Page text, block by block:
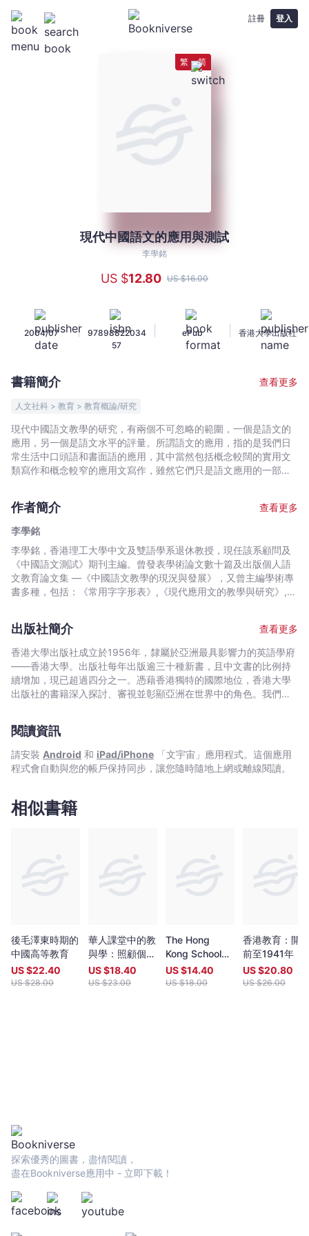
註冊 登入
繁 简
與
測
-
李
學
-
宇
宙
｜
Bookniverse
現代中國語文的應用與測試
李學銘
US $12.80 US $16.00
2004/07 |
97898822034
57
ePub 香港大學出版社
書籍簡介 查看更多
人文社科 > 教育 > 教育概論/研究
現代中國語文教學的研究，有兩個不可忽略的範圍，一個是語文的
應用，另一個是語文水平的評量。所謂語文的應用，指的是我們日
常生活中口頭語和書面語的應用，其中當然包括概念較闊的實用文
類寫作和概念較窄的應用文寫作，雖然它們只是語文應用的一部
平？怎樣評量？為甚麼要評量？評量時有甚麼困難？.....則是近期愈
來愈多人熱切討論的話題。 《現代中國語文的應用與測試》是一本
討論現代應用文教學和中國語文水平測試的論文集，共收論文十二
篇，分為一,二兩輯。第一輯是「中國語文應用」，有論文八篇，內
容以應用文為中心，討論應用文與實用文的概念,現代應用文教學,應
用文教學和寫作的研究,多媒體應用文自學教材的製作,商業廣告的用
語,政府公函的格式等等有關問題，其中也有涉及文學創作與實用文
文四篇，全屬中國語文書面語測試的討論。內容主要是介紹「書面
漢語水平考試」的緣起,特色,設計,實施和實施過程中所遭遇的困
難，其中也有涉及社會文化如何影響讀寫測試,語文測試與語文教學
之間有何關係等等方面的探討。對關心香港中國語文水平尤其是寫
作水平評量的人，應有參考或討論的價值。
作者簡介
查看更多
李學銘
李學銘，香港理工大學中文及雙語學系退休教授，現任該系顧問及
《中國語文測試》期刊主編。曾發表學術論文數十篇及出版個人語
文教育論文集 —《中國語文教學的現況與發展》，又曾主編學術專
書多種，包括：《常用字字形表》,《現代應用文的教學與研究》,
習成效的評量》。
出版社簡介
查看更多
香港大學出版社成立於1956年，隸屬於亞洲最具影響力的英語學府
——香港大學。出版社每年出版逾三十種新書，且中文書的比例持
續增加，現已超過四分之一。憑藉香港獨特的國際地位，香港大學
出版社的書籍深入探討、審視並彰顯亞洲在世界中的角色。我們在
閱讀資訊
請安裝 Android 和 iPad/iPhone 「文宇宙」應用程式。這個應用
程式會自動與您的帳戶保持同步，讓您隨時隨地上網或離線閱讀。
相似書籍
後毛澤東時期的
中國高等教育
US $22.40
US $28.00
華人課堂中的教
與學：照顧個別
學習需要
US $18.40
US $23.00
The Hong
Kong School
Curriculum:
Development
US $14.40
US $18.00
香港教育：開
前至1941年
US $20.80
US $26.00
探索優秀的圖書，盡情閱讀，
盡在Bookniverse應用中 - 立即下載！